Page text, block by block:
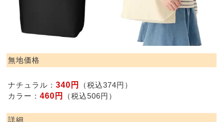
無地価格
ナチュラル：340円
（税込374円）
カラー：460円 （税込506円）
詳細